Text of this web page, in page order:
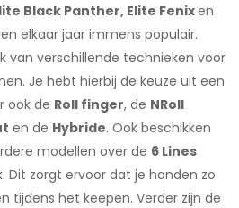
Black Panther, Elite Fenixen
elkaar jaar immens populair.
van verschillende technieken voor
Je hebt hierbij de keuze uit een
ook de Roll finger, de NRoll
en de Hybride. Ook beschikken
modellen over de 6 Lines
Dit zorgt ervoor dat je handen zo
tijdens het keepen. Verder zijn de